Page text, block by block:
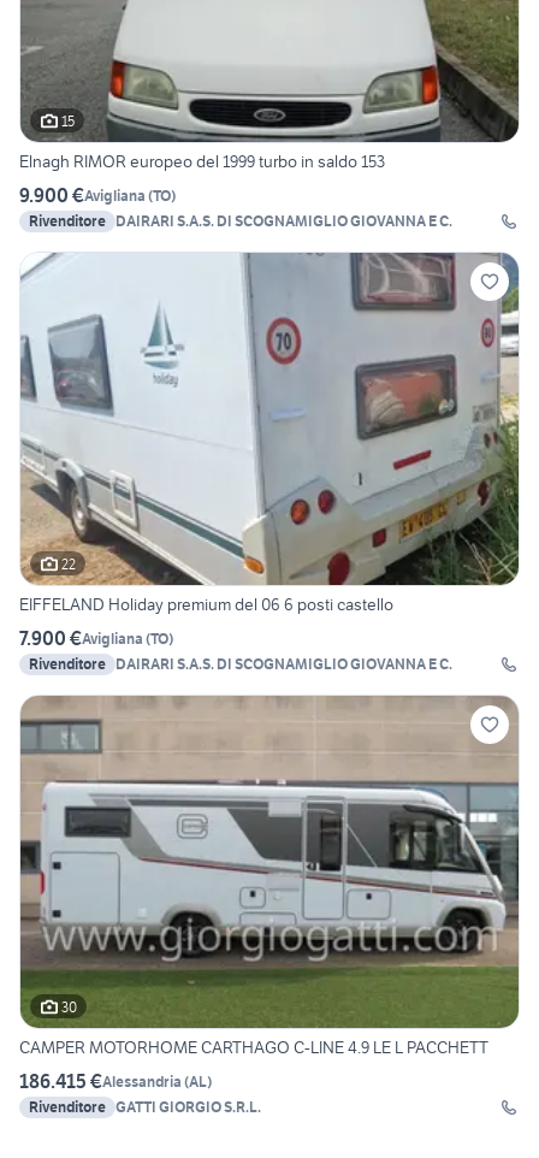
15
Elnagh RIMOR europeo del 1999 turbo in saldo 153
9.900 €Avigliana (TO)
Rivenditore DAIRARI S.A.S. DI SCOGNAMIGLIO GIOVANNA E C.
22
EIFFELAND Holiday premium del 06 6 posti castello
7.900 €Avigliana (TO)
Rivenditore DAIRARI S.A.S. DI SCOGNAMIGLIO GIOVANNA E C.
30
CAMPER MOTORHOME CARTHAGO C-LINE 4.9 LE L PACCHETT
186.415 €Alessandria (AL)
Rivenditore GATTI GIORGIO S.R.L.